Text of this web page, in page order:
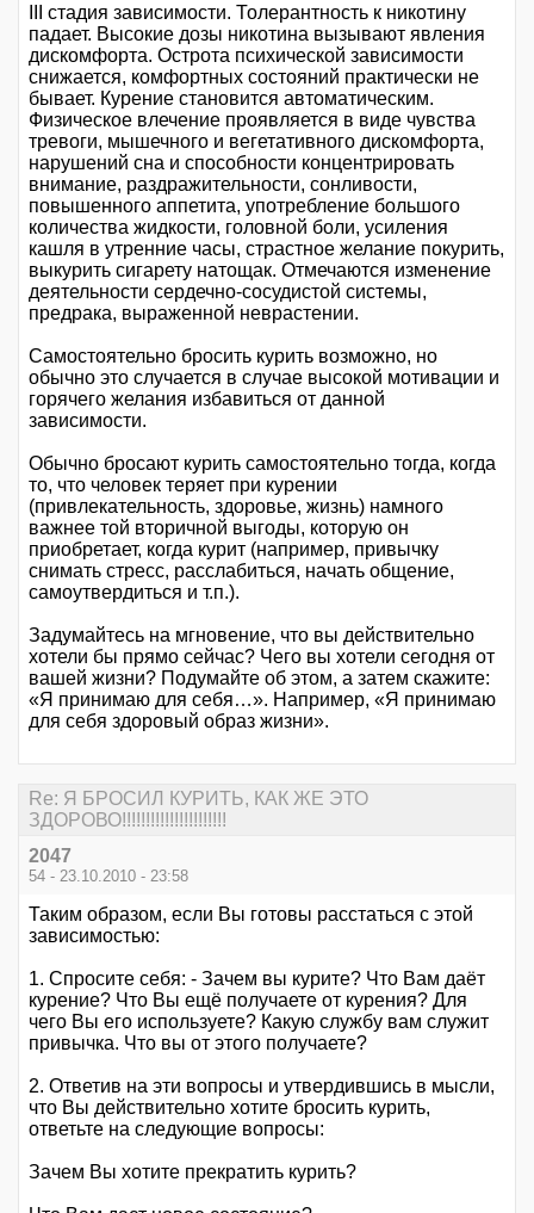
III стадия зависимости. Толерантность к никотину
падает. Высокие дозы никотина вызывают явления
дискомфорта. Острота психической зависимости
снижается, комфортных состояний практически не
бывает. Курение становится автоматическим.
Физическое влечение проявляется в виде чувства
тревоги, мышечного и вегетативного дискомфорта,
нарушений сна и способности концентрировать
внимание, раздражительности, сонливости,
повышенного аппетита, употребление большого
количества жидкости, головной боли, усиления
кашля в утренние часы, страстное желание покурить,
выкурить сигарету натощак. Отмечаются изменение
деятельности сердечно-сосудистой системы,
предрака, выраженной неврастении.
Самостоятельно бросить курить возможно, но
обычно это случается в случае высокой мотивации и
горячего желания избавиться от данной
зависимости.
Обычно бросают курить самостоятельно тогда, когда
то, что человек теряет при курении
(привлекательность, здоровье, жизнь) намного
важнее той вторичной выгоды, которую он
приобретает, когда курит (например, привычку
снимать стресс, расслабиться, начать общение,
самоутвердиться и т.п.).
Задумайтесь на мгновение, что вы действительно
хотели бы прямо сейчас? Чего вы хотели сегодня от
вашей жизни? Подумайте об этом, а затем скажите:
«Я принимаю для себя…». Например, «Я принимаю
для себя здоровый образ жизни».
Re: Я БРОСИЛ КУРИТЬ, КАК ЖЕ ЭТО
ЗДОРОВО!!!!!!!!!!!!!!!!!!!!!!
2047
54 - 23.10.2010 - 23:58
Таким образом, если Вы готовы расстаться с этой
зависимостью:
1. Спросите себя: - Зачем вы курите? Что Вам даёт
курение? Что Вы ещё получаете от курения? Для
чего Вы его используете? Какую службу вам служит
привычка. Что вы от этого получаете?
2. Ответив на эти вопросы и утвердившись в мысли,
что Вы действительно хотите бросить курить,
ответьте на следующие вопросы:
Зачем Вы хотите прекратить курить?